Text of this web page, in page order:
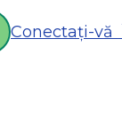
Conectați-vă